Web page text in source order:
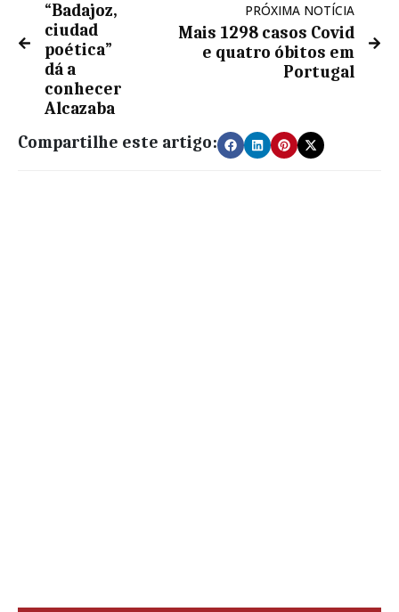
“Badajoz,
ciudad
poética”
dá a
conhecer
Alcazaba
PRÓXIMA NOTÍCIA
Mais 1298 casos Covid
e quatro óbitos em
Portugal
Compartilhe este artigo: